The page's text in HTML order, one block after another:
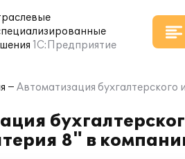
1С:Предприятие
Автоматизация бухгалтерского
8" в